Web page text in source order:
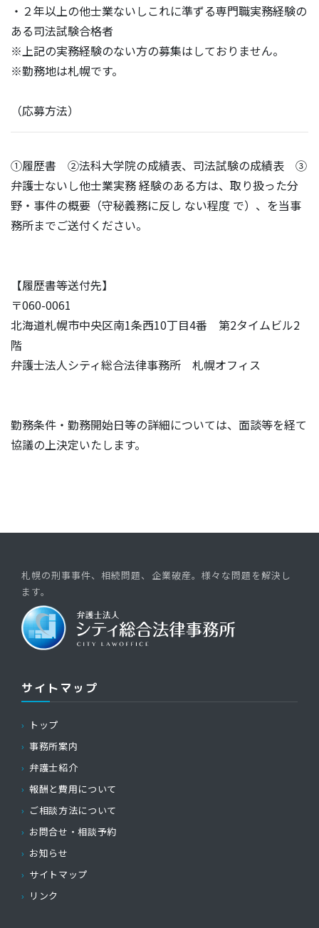
・２年以上の他士業ないしこれに準ずる専門職実務経験の
ある司法試験合格者
※上記の実務経験のない方の募集はしておりません。
※勤務地は札幌です。
（応募方法）
①履歴書 ②法科大学院の成績表、司法試験の成績表 ③
弁護士ないし他士業実務 経験のある方は、取り扱った分
野・事件の概要（守秘義務に反し ない程度 で）、を当事
務所までご送付ください。
【履歴書等送付先】
〒060-0061
北海道札幌市中央区南1条西10丁目4番 第2タイムビル2
階
弁護士法人シティ総合法律事務所 札幌オフィス
勤務条件・勤務開始日等の詳細については、面談等を経て
協議の上決定いたします。
札幌の刑事事件、相続問題、企業破産。様々な問題を解決し
ます。
サイトマップ
トップ
事務所案内
弁護士紹介
報酬と費用について
ご相談方法について
お問合せ・相談予約
お知らせ
サイトマップ
リンク